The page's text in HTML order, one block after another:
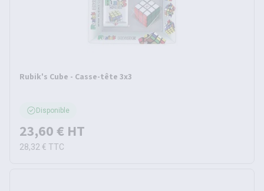
Rubik's Cube - Casse-tête 3x3
Disponible
23,60 € HT
28,32 € TTC